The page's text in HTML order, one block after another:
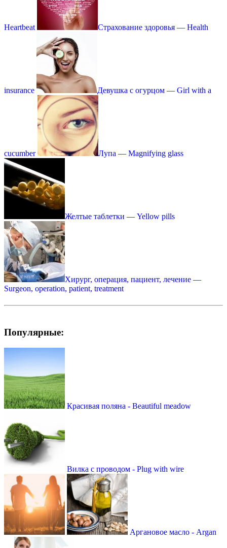
Heartbeat Страхование здоровья — Health
insurance Девушка с огурцом — Girl with a
cucumber Лупа — Magnifying glass
Желтые таблетки — Yellow pills
Хирург, операция, пациент, лечение —
Surgeon, operation, patient, treatment
Популярные:
Красивая поляна - Beautiful meadow
Вилка с проводом - Plug with wire
Аргановое масло - Argan